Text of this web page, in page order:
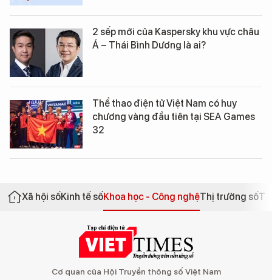
2 sếp mới của Kaspersky khu vực châu
Á – Thái Bình Dương là ai?
Thể thao điện tử Việt Nam có huy
chương vàng đầu tiên tại SEA Games
32
Xã hội sốKinh tế sốKhoa học - Công nghệThị trường số
Cơ quan của Hội Truyền thông số Việt Nam